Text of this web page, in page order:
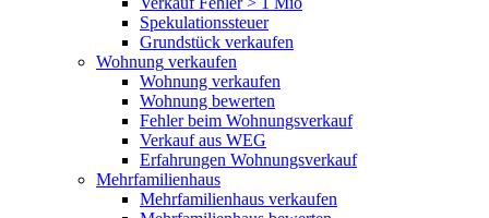
Spekulationssteuer
Grundstück verkaufen
Wohnung verkaufen
Wohnung verkaufen
Wohnung bewerten
Fehler beim Wohnungsverkauf
Verkauf aus WEG
Erfahrungen Wohnungsverkauf
Mehrfamilienhaus
Mehrfamilienhaus verkaufen